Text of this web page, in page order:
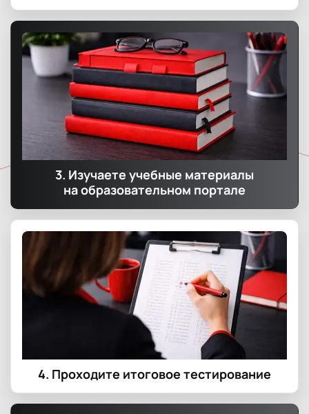
3. Изучаете учебные материалы
на образовательном портале
4. Проходите итоговое тестирование